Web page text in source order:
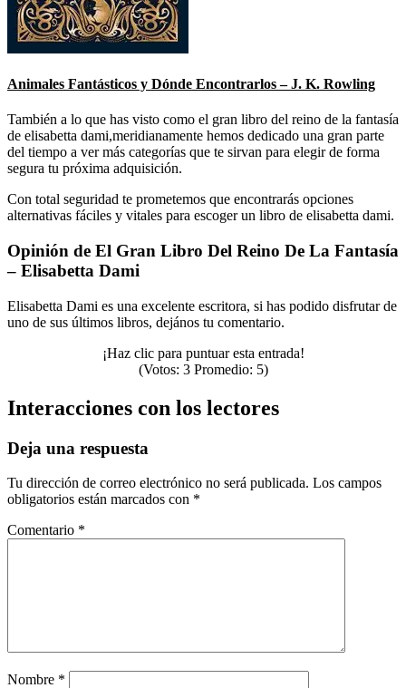
Animales Fantásticos y Dónde Encontrarlos – J. K. Rowling
También a lo que has visto como el gran libro del reino de la fantasía
de elisabetta dami,meridianamente hemos dedicado una gran parte
del tiempo a ver más categorías que te sirvan para elegir de forma
segura tu próxima adquisición.
Con total seguridad te prometemos que encontrarás opciones
alternativas fáciles y vitales para escoger un libro de elisabetta dami.
Opinión de El Gran Libro Del Reino De La Fantasía
– Elisabetta Dami
Elisabetta Dami es una excelente escritora, si has podido disfrutar de
uno de sus últimos libros, dejános tu comentario.
¡Haz clic para puntuar esta entrada!
(Votos: 3Promedio: 5)
Interacciones con los lectores
Deja una respuesta
Tu dirección de correo electrónico no será publicada. Los campos
obligatorios están marcados con *
Comentario *
Nombre *